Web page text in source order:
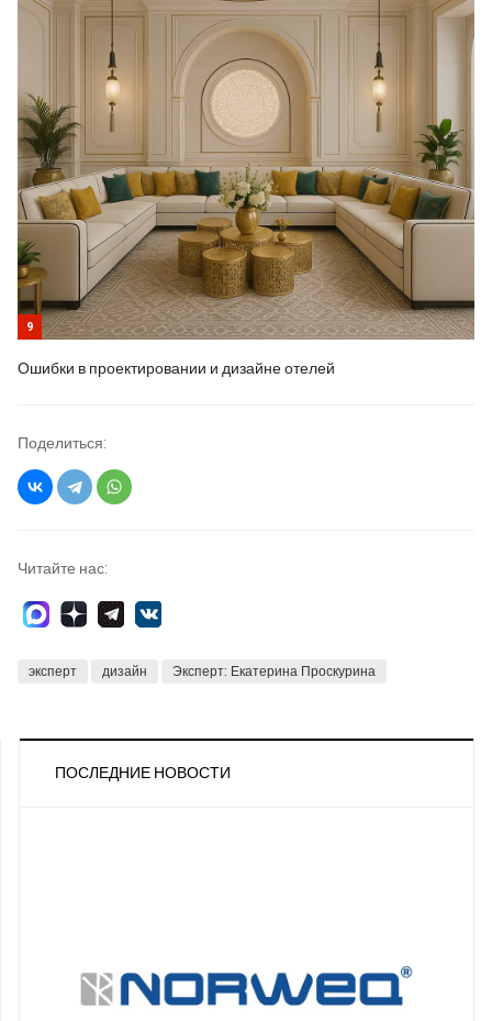
9
Ошибки в проектировании и дизайне отелей
Поделиться:
Читайте нас:
эксперт дизайн Эксперт: Екатерина Проскурина
ПОСЛЕДНИЕ НОВОСТИ